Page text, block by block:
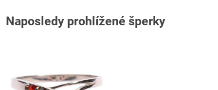
Naposledy prohlížené šperky